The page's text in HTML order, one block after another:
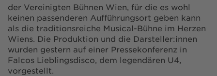
der Vereinigten Bühnen Wien, für die es wohl
keinen passenderen Aufführungsort geben kann
als die traditionsreiche Musical-Bühne im Herzen
Wiens. Die Produktion und die Darsteller:innen
wurden gestern auf einer Pressekonferenz in
Falcos Lieblingsdisco, dem legendären U4,
vorgestellt.